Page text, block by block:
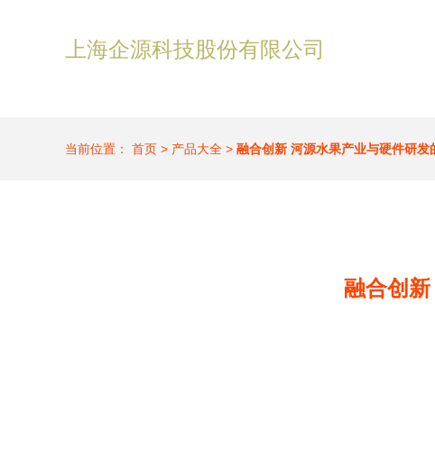
上海企源科技股份有限公司
当前位置： 首页 > 产品大全 > 融合创新 河源水果产业与硬件研发
融合创